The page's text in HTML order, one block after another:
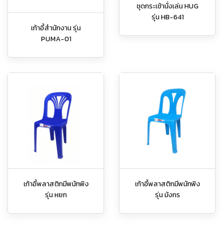
เก้าอี้สำนักงาน รุ่น
PUMA-01
ชุดกระเช้านั่งเล่น HUG
รุ่น HB-641
เก้าอี้พลาสติกมีพนักพิง
รุ่น หยก
เก้าอี้พลาสติกมีพนักพิง
รุ่น มังกร